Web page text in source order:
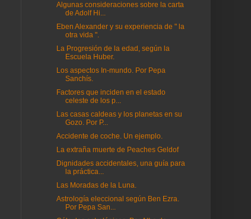
Algunas consideraciones sobre la carta
de Adolf Hi...
Eben Alexander y su experiencia de " la
otra vida ".
La Progresión de la edad, según la
Escuela Huber.
Los aspectos In-mundo. Por Pepa
Sanchís.
Factores que inciden en el estado
celeste de los p...
Las casas caldeas y los planetas en su
Gozo. Por P...
Accidente de coche. Un ejemplo.
La extraña muerte de Peaches Geldof
Dignidades accidentales, una guía para
la práctica...
Las Moradas de la Luna.
Astrología eleccional según Ben Ezra.
Por Pepa San...